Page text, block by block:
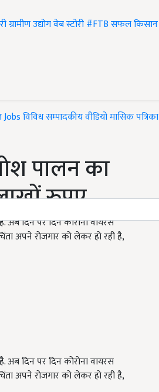
ग्रामीण उद्योगवेब स्टोरी#FTBसफल किसान
Jobsविविधसम्पादकीयवीडियोमासिक पत्रिका
पालन का
रुपए
दिन पर दिन कोरोना वायरस
अपने रोजगार को लेकर हो रही है,
दिन पर दिन कोरोना वायरस
अपने रोजगार को लेकर हो रही है,